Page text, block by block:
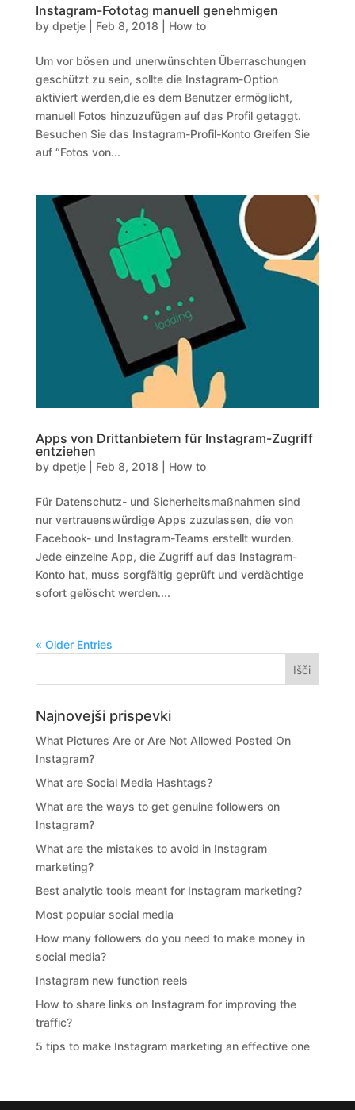
Instagram-Fototag manuell genehmigen
by dpetje| Feb 8, 2018 How to
Um vor bösen und unerwünschten Überraschungen
geschützt zu sein, sollte die Instagram-Option
aktiviert werden,die es dem Benutzer ermöglicht,
manuell Fotos hinzuzufügen auf das Profil getaggt.
Besuchen Sie das Instagram-Profil-Konto Greifen Sie
auf “Fotos von...
Apps von Drittanbietern für Instagram-Zugriff
entziehen
by dpetje| Feb 8, 2018 How to
Für Datenschutz- und Sicherheitsmaßnahmen sind
nur vertrauenswürdige Apps zuzulassen, die von
Facebook- und Instagram-Teams erstellt wurden.
Jede einzelne App, die Zugriff auf das Instagram-
Konto hat, muss sorgfältig geprüft und verdächtige
sofort gelöscht werden....
« Older Entries
Najnovejši prispevki
What Pictures Are or Are Not Allowed Posted On
Instagram?
What are Social Media Hashtags?
What are the ways to get genuine followers on
Instagram?
What are the mistakes to avoid in Instagram
marketing?
Best analytic tools meant for Instagram marketing?
Most popular social media
How many followers do you need to make money in
social media?
Instagram new function reels
How to share links on Instagram for improving the
traffic?
5 tips to make Instagram marketing an effective one